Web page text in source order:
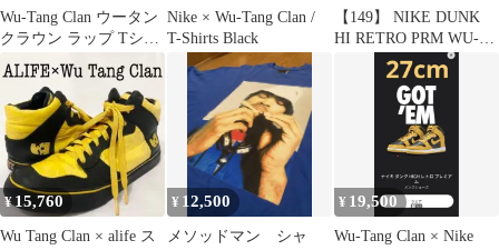
Wu-Tang Clan ウータン
クラウン ラップ Tシャ
Nike × Wu-Tang Clan /
T-Shirts Black
【149】 NIKE DUNK
HI RETRO PRM WU-
¥ 15,760
Wu Tang Clan × alife ス
¥ 12,500
メソッドマン シャ
¥ 19,500
Wu-Tang Clan × Nike